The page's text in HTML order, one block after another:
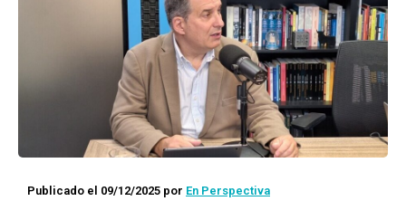
Publicado el 09/12/2025 por En Perspectiva